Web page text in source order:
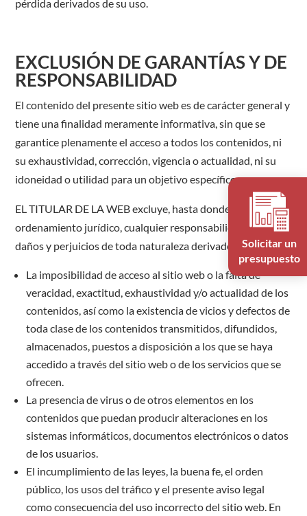
pérdida derivados de su uso.
EXCLUSIÓN DE GARANTÍAS Y DE
RESPONSABILIDAD
El contenido del presente sitio web es de carácter general y
tiene una finalidad meramente informativa, sin que se
garantice plenamente el acceso a todos los contenidos, ni
su exhaustividad, corrección, vigencia o actualidad, ni su
idoneidad o utilidad para un objetivo específico.
EL TITULAR DE LA WEB excluye, hasta donde permite el
ordenamiento jurídico, cualquier responsabilidad por los
daños y perjuicios de toda naturaleza derivados de:
La imposibilidad de acceso al sitio web o la falta de
veracidad, exactitud, exhaustividad y/o actualidad de los
contenidos, así como la existencia de vicios y defectos de
toda clase de los contenidos transmitidos, difundidos,
almacenados, puestos a disposición a los que se haya
accedido a través del sitio web o de los servicios que se
ofrecen.
La presencia de virus o de otros elementos en los
contenidos que puedan producir alteraciones en los
sistemas informáticos, documentos electrónicos o datos
de los usuarios.
El incumplimiento de las leyes, la buena fe, el orden
público, los usos del tráfico y el presente aviso legal
como consecuencia del uso incorrecto del sitio web. En
Solicitar un
presupuesto